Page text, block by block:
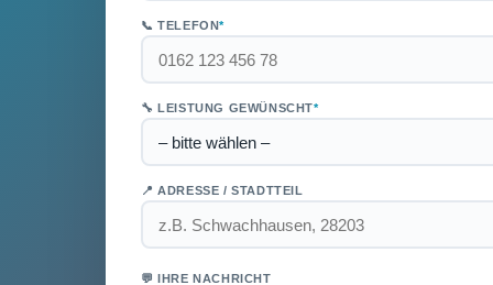
📞 TELEFON*
🔧 LEISTUNG GEWÜNSCHT*
📍 ADRESSE / STADTTEIL
💬 IHRE NACHRICHT